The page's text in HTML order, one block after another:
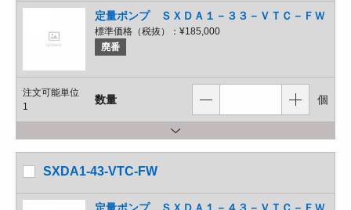
定量ポンプ ＳＸＤＡ１－３３－ＶＴＣ－ＦＷ
標準価格（税抜）： ¥185,000
廃番
注文可能単位
1
数量 個
SXDA1-43-VTC-FW